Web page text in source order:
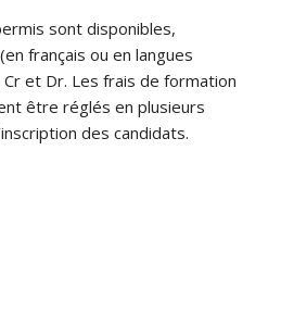
sont disponibles,
français ou en langues
Cr et Dr. Les frais de formation
être réglés en plusieurs
des candidats.